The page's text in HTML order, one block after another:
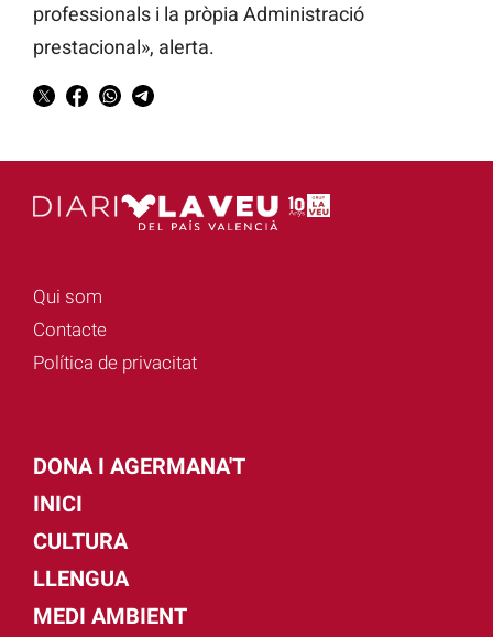
professionals i la pròpia Administració
prestacional», alerta.
Qui som
Contacte
Política de privacitat
DONA I AGERMANA'T
INICI
CULTURA
LLENGUA
MEDI AMBIENT